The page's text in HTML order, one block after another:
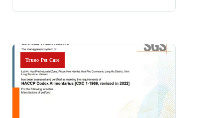
Truoo Pet Care